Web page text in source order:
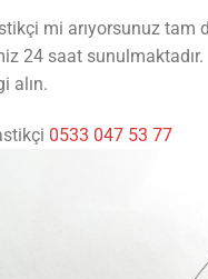
mi arıyorsunuz tam
24 saat sunulmaktadır.
alın.
0533 047 53 77